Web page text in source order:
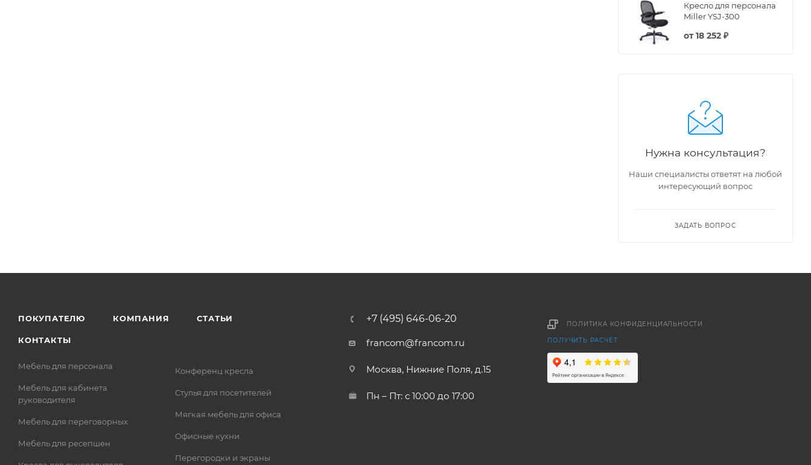
Кресло для персонала
Miller YSJ-300
от18 252 ₽
Нужна консультация?
Наши специалисты ответят на любой
интересующий вопрос
ЗАДАТЬ ВОПРОС
ПОКУПАТЕЛЮ КОМПАНИЯ СТАТЬИ
КОНТАКТЫ
Мебель для персонала
Мебель для кабинета
руководителя
Мебель для переговорных
Мебель для ресепшен
Конференц кресла
Стулья для посетителей
Мягкая мебель для офиса
Офисные кухни
Перегородки и экраны
+7 (495) 646-06-20
francom@francom.ru
Москва, Нижние Поля, д.15
Пн – Пт: с 10:00 до 17:00
ПОЛИТИКА КОНФИДЕНЦИАЛЬНОСТИ
ПОЛУЧИТЬ РАСЧЁТ